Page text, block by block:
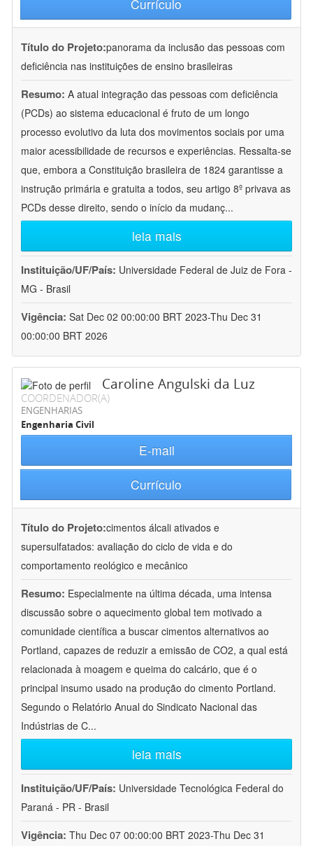
Currículo
Título do Projeto:panorama da inclusão das pessoas com
deficiência nas instituições de ensino brasileiras
Resumo: A atual integração das pessoas com deficiência
(PCDs) ao sistema educacional é fruto de um longo
processo evolutivo da luta dos movimentos sociais por uma
maior acessibilidade de recursos e experiências. Ressalta-se
que, embora a Constituição brasileira de 1824 garantisse a
instrução primária e gratuita a todos, seu artigo 8º privava as
PCDs desse direito, sendo o início da mudanç...
leia mais
Instituição/UF/País: Universidade Federal de Juiz de Fora -
MG - Brasil
Vigência: Sat Dec 02 00:00:00 BRT 2023-Thu Dec 31
00:00:00 BRT 2026
Caroline Angulski da Luz
COORDENADOR(A)
ENGENHARIAS
Engenharia Civil
E-mail
Currículo
Título do Projeto:cimentos álcali ativados e
supersulfatados: avaliação do ciclo de vida e do
comportamento reológico e mecânico
Resumo: Especialmente na última década, uma intensa
discussão sobre o aquecimento global tem motivado a
comunidade científica a buscar cimentos alternativos ao
Portland, capazes de reduzir a emissão de CO2, a qual está
relacionada à moagem e queima do calcário, que é o
principal insumo usado na produção do cimento Portland.
Segundo o Relatório Anual do Sindicato Nacional das
Indústrias de C...
leia mais
Instituição/UF/País: Universidade Tecnológica Federal do
Paraná - PR - Brasil
Vigência: Thu Dec 07 00:00:00 BRT 2023-Thu Dec 31